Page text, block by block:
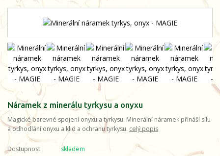
Náramek z minerálu tyrkysu a onyxu
Magické barevné spojení onyxu a tyrkysu. Minerální náramek přináší sílu
a odhodlání onyxu a klid a ochranu tyrkysu. celý popis
Dostupnost skladem